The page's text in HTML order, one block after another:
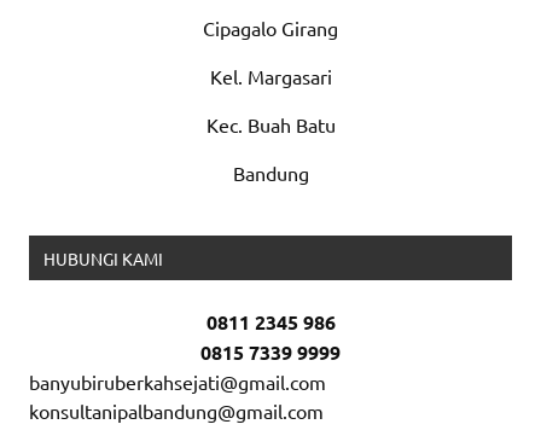
Cipagalo Girang
Kel. Margasari
Kec. Buah Batu
Bandung
HUBUNGI KAMI
0811 2345 986
0815 7339 9999
banyubiruberkahsejati@gmail.com
konsultanipalbandung@gmail.com